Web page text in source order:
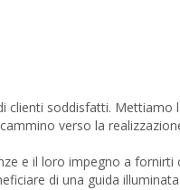
clienti soddisfatti. Mettiamo
verso la
e il loro impegno a fornirti
di una guida